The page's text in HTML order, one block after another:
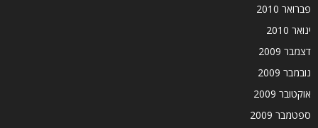
פברואר 2010
ינואר 2010
דצמבר 2009
נובמבר 2009
אוקטובר 2009
ספטמבר 2009